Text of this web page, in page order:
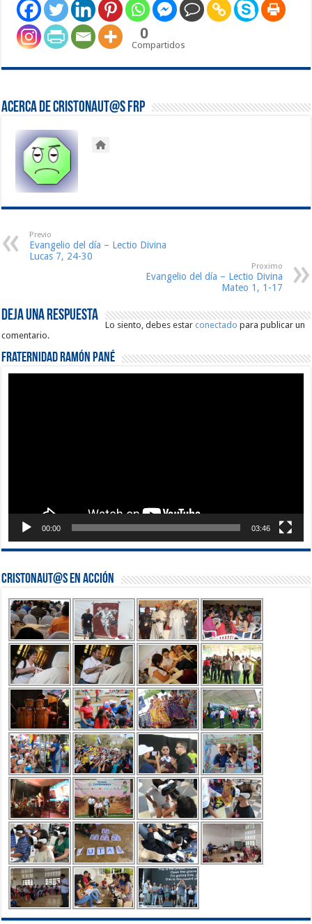
0
Compartidos
Acerca de Cristonaut@s FRP
Previo
Evangelio del día – Lectio Divina
Lucas 7, 24-30
Proximo
Evangelio del día – Lectio Divina
Mateo 1, 1-17
Deja una respuesta
Lo siento, debes estarconectado para publicar un
comentario.
Fraternidad Ramón Pané
00:00 03:46
Cristonaut@s en Acción